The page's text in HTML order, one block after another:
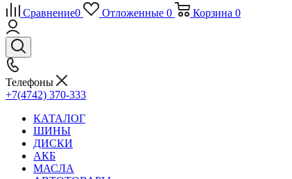
Сравнение0 Отложенные 0 Корзина 0
Телефоны
+7(4742) 370-333
КАТАЛОГ
ШИНЫ
ДИСКИ
АКБ
МАСЛА